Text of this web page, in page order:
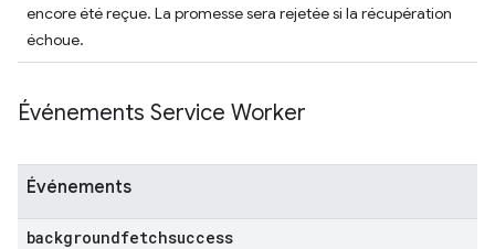
encore été reçue. La promesse sera rejetée si la récupération
échoue.
Événements Service Worker
Événements
backgroundfetchsuccess